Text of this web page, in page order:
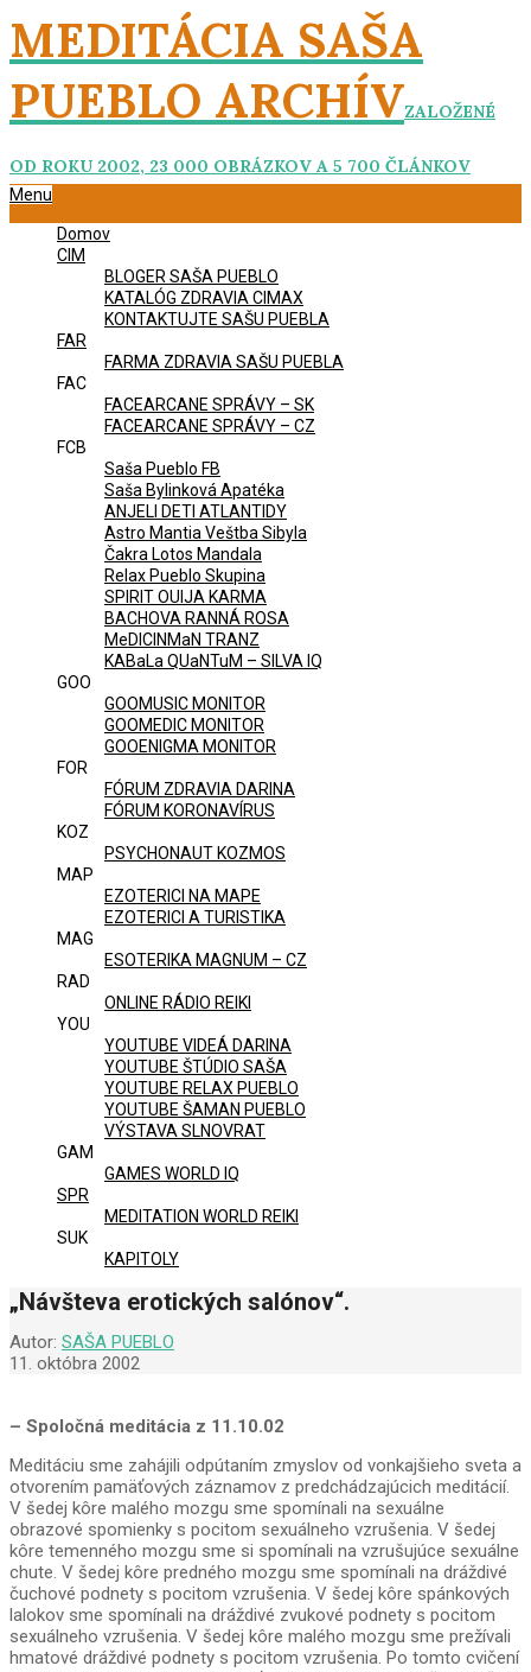
Skip
to
content
MEDITÁCIA SAŠA
PUEBLO ARCHÍVZALOŽENÉ
OD ROKU 2002, 23 000 OBRÁZKOV A 5 700 ČLÁNKOV
Primary
Menu
Domov
CIM
BLOGER SAŠA PUEBLO
KATALÓG ZDRAVIA CIMAX
KONTAKTUJTE SAŠU PUEBLA
FAR
FARMA ZDRAVIA SAŠU PUEBLA
FAC
FACEARCANE SPRÁVY – SK
FACEARCANE SPRÁVY – CZ
FCB
Saša Pueblo FB
Saša Bylinková Apatéka
ANJELI DETI ATLANTIDY
Astro Mantia Veštba Sibyla
Čakra Lotos Mandala
Relax Pueblo Skupina
SPIRIT OUIJA KARMA
BACHOVA RANNÁ ROSA
MeDICINMaN TRANZ
KABaLa QUaNTuM – SILVA IQ
GOO
GOOMUSIC MONITOR
GOOMEDIC MONITOR
GOOENIGMA MONITOR
FOR
FÓRUM ZDRAVIA DARINA
FÓRUM KORONAVÍRUS
KOZ
PSYCHONAUT KOZMOS
MAP
EZOTERICI NA MAPE
EZOTERICI A TURISTIKA
MAG
ESOTERIKA MAGNUM – CZ
RAD
ONLINE RÁDIO REIKI
YOU
YOUTUBE VIDEÁ DARINA
YOUTUBE ŠTÚDIO SAŠA
YOUTUBE RELAX PUEBLO
YOUTUBE ŠAMAN PUEBLO
VÝSTAVA SLNOVRAT
GAM
GAMES WORLD IQ
SPR
MEDITATION WORLD REIKI
SUK
KAPITOLY
„Návšteva erotických salónov“.
Autor: SAŠA PUEBLO
11. októbra 2002
– Spoločná meditácia z 11.10.02
Meditáciu sme zahájili odpútaním zmyslov od vonkajšieho sveta a
otvorením pamäťových záznamov z predchádzajúcich meditácií.
V šedej kôre malého mozgu sme spomínali na sexuálne
obrazové spomienky s pocitom sexuálneho vzrušenia. V šedej
kôre temenného mozgu sme si spomínali na vzrušujúce sexuálne
chute. V šedej kôre predného mozgu sme spomínali na dráždivé
čuchové podnety s pocitom vzrušenia. V šedej kôre spánkových
lalokov sme spomínali na dráždivé zvukové podnety s pocitom
sexuálneho vzrušenia. V šedej kôre malého mozgu sme prežívali
hmatové dráždivé podnety s pocitom vzrušenia. Po tomto cvičení